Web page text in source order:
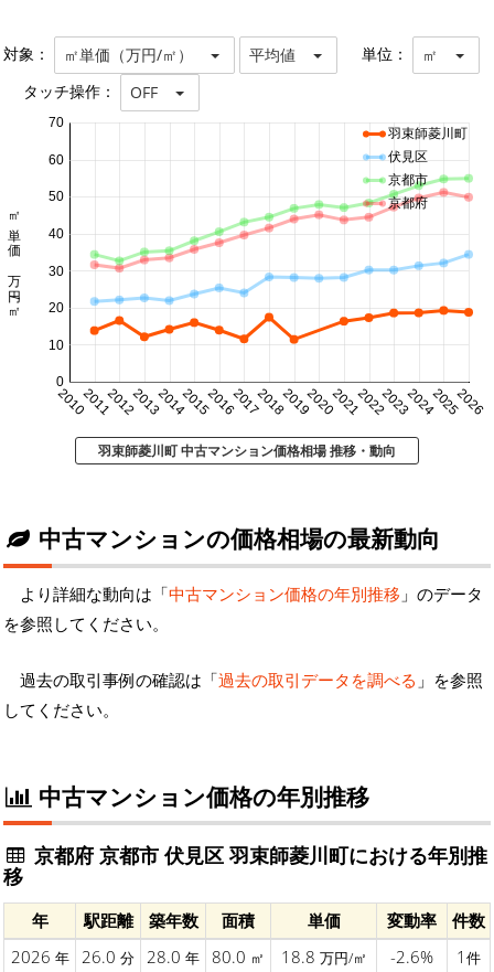
対象： ㎡単価（万円/㎡） 平均値 単位： ㎡
タッチ操作： OFF
20102011201220132014201520162017201820192020202120222023202420252026
0
10
20
30
40
50
60
70
㎡単価 万円/㎡
羽束師菱川町
伏見区
京都市
京都府
羽束師菱川町 中古マンション価格相場 推移・動向
中古マンションの価格相場の最新動向
より詳細な動向は「中古マンション価格の年別推移 」のデータ
を参照してください。
過去の取引事例の確認は「過去の取引データを調べる 」を参照
してください。
中古マンション価格の年別推移
京都府 京都市 伏見区 羽束師菱川町における年別推
移
年 駅距離 築年数 面積 単価 変動率
件数
2026 年 26.0 分 28.0 年 80.0 ㎡ 18.8 万円/㎡ -2.6% 1 件